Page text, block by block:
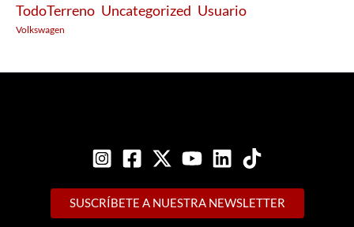
TodoTerreno Uncategorized Usuario
Volkswagen
SUSCRÍBETE A NUESTRA NEWSLETTER